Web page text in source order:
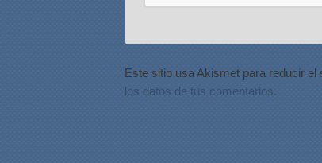
Este sitio usa Akismet para reducir el
los datos de tus comentarios.